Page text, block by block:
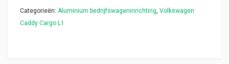
Categorieën: Aluminium bedrijfswageninrichting Volkswagen
Caddy Cargo L1